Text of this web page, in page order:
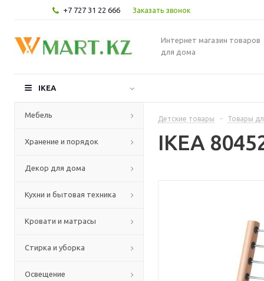
+7 727 31 22 666 Заказать звонок
Интернет магазин товаров
для дома
IKEA
Мебель
Хранение и порядок
Декор для дома
Кухни и бытовая техника
Кровати и матрасы
Стирка и уборка
Освещение
Детские товары - Товары
IKEA